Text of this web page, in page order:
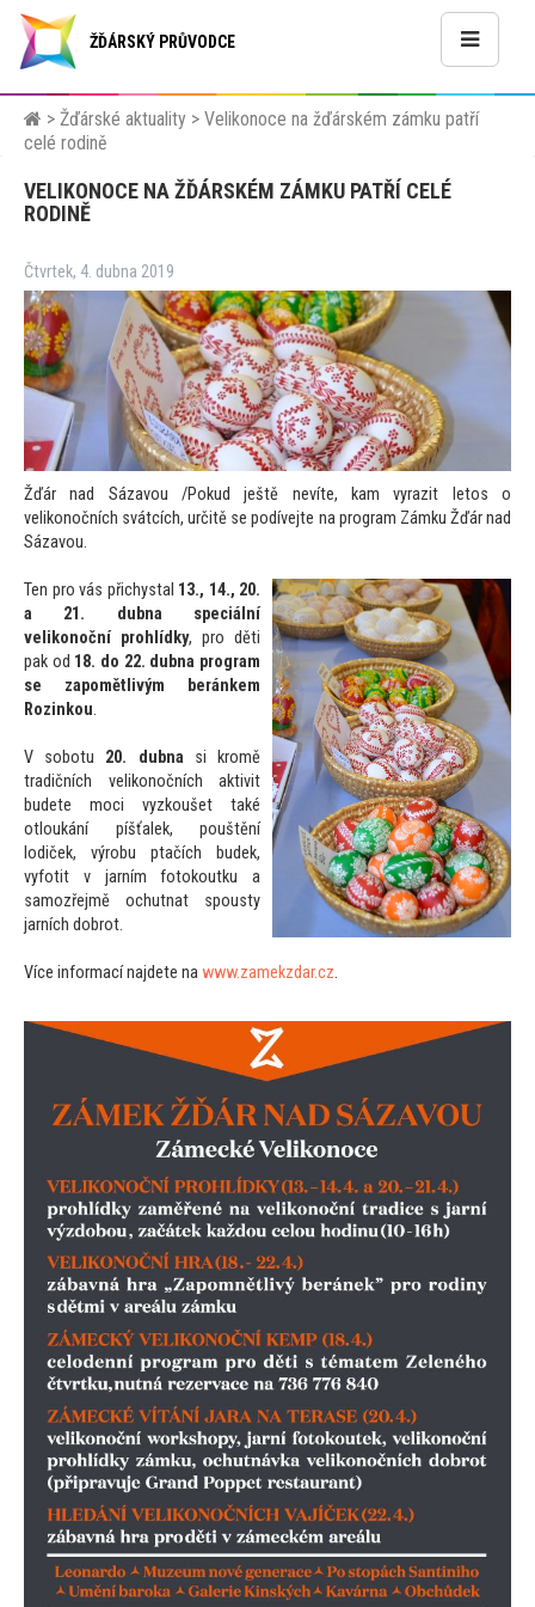
ŽĎÁRSKÝ PRŮVODCE
> Žďárské aktuality > Velikonoce na žďárském zámku patří
celé rodině
VELIKONOCE NA ŽĎÁRSKÉM ZÁMKU PATŘÍ CELÉ
RODINĚ
Čtvrtek, 4. dubna 2019
Žďár nad Sázavou /Pokud ještě nevíte, kam vyrazit letos o
velikonočních svátcích, určitě se podívejte na program Zámku Žďár nad
Sázavou.
Ten pro vás přichystal 13., 14., 20.
a 21. dubna speciální
velikonoční prohlídky, pro děti
pak od 18. do 22. dubna program
se zapomětlivým beránkem
Rozinkou.
V sobotu 20. dubna si kromě
tradičních velikonočních aktivit
budete moci vyzkoušet také
otloukání píšťalek, pouštění
lodiček, výrobu ptačích budek,
vyfotit v jarním fotokoutku a
samozřejmě ochutnat spousty
jarních dobrot.
Více informací najdete nawww.zamekzdar.cz.